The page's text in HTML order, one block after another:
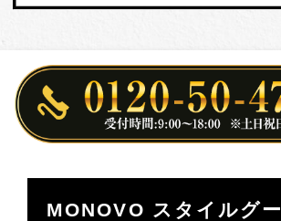
MONOVO スタイルグー